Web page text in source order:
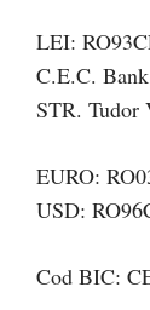
LEI:
C.E.C.
STR. Tudor
EURO:
USD:
Cod BIC: